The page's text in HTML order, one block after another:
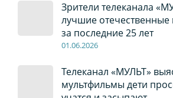
Зрители телеканала
лучшие отечественные
за последние 25 лет
01.06.2026
Телеканал «МУЛЬТ»
мультфильмы дети